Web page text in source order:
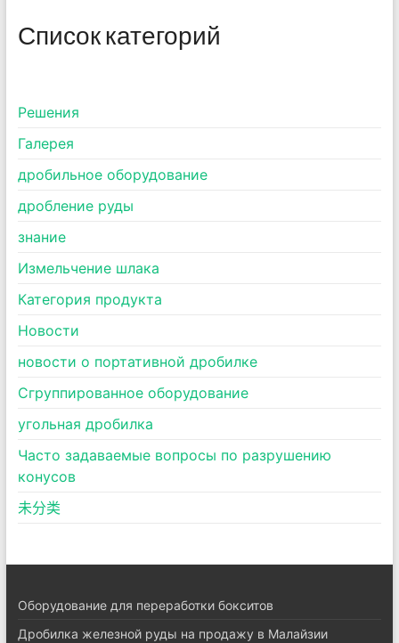
Список категорий
Pешения
Галерея
дробильное оборудование
дробление руды
знание
Измельчение шлака
Категория продукта
Новости
новости о портативной дробилке
Сгруппированное оборудование
угольная дробилка
Часто задаваемые вопросы по разрушению
конусов
未分类
Оборудование для переработки бокситов
Дробилка железной руды на продажу в Малайзии